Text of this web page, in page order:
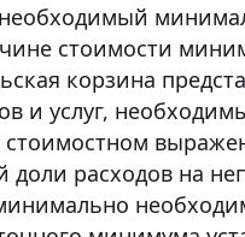
стоимости
корзина
и услуг,
стоимостном
расходов на